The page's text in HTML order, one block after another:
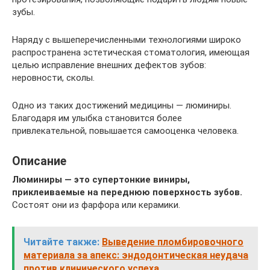
зубы.
Наряду с вышеперечисленными технологиями широко
распространена эстетическая стоматология, имеющая
целью исправление внешних дефектов зубов:
неровности, сколы.
Одно из таких достижений медицины — люминиры.
Благодаря им улыбка становится более
привлекательной, повышается самооценка человека.
Описание
Люминиры — это супертонкие виниры,
приклеиваемые на переднюю поверхность зубов.
Состоят они из фарфора или керамики.
Читайте также: Выведение пломбировочного
материала за апекс: эндодонтическая неудача